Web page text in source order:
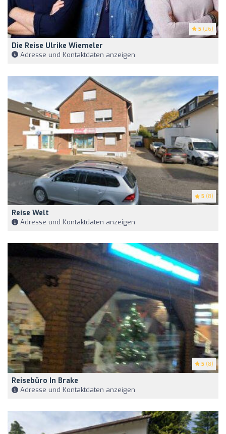
5 (26)
Die Reise Ulrike Wiemeler
Adresse und Kontaktdaten anzeigen
5 (8)
Reise Welt
Adresse und Kontaktdaten anzeigen
5 (8)
Reisebüro In Brake
Adresse und Kontaktdaten anzeigen